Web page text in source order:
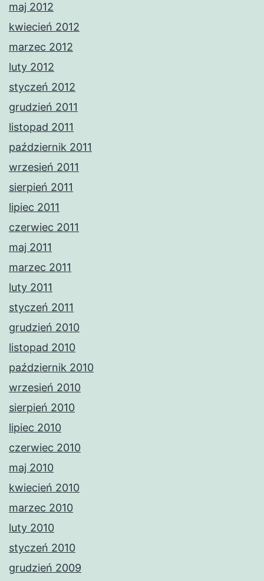
maj 2012
kwiecień 2012
marzec 2012
luty 2012
styczeń 2012
grudzień 2011
listopad 2011
październik 2011
wrzesień 2011
sierpień 2011
lipiec 2011
czerwiec 2011
maj 2011
marzec 2011
luty 2011
styczeń 2011
grudzień 2010
listopad 2010
październik 2010
wrzesień 2010
sierpień 2010
lipiec 2010
czerwiec 2010
maj 2010
kwiecień 2010
marzec 2010
luty 2010
styczeń 2010
grudzień 2009